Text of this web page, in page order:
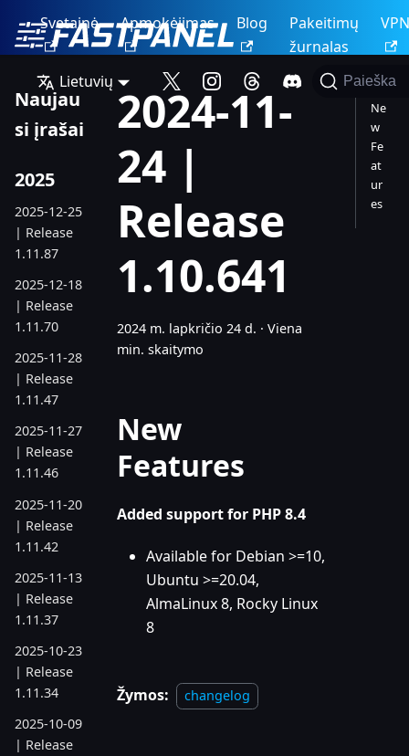
Svetainė Apmokėjimas Blog
Pakeitimų
žurnalas
VPN
Lietuvių Paieška
Naujau
si įrašai
2025
2025-12-25
| Release
1.11.87
2025-12-18
| Release
1.11.70
2025-11-28
| Release
1.11.47
2025-11-27
| Release
1.11.46
2025-11-20
| Release
1.11.42
2025-11-13
| Release
1.11.37
2025-10-23
| Release
1.11.34
2025-10-09
| Release
2024-11-
24 |
Release
1.10.641
2024 m. lapkričio 24 d. · Viena
min. skaitymo
New
Features
Added support for PHP 8.4
Available for Debian >=10,
Ubuntu >=20.04,
AlmaLinux 8, Rocky Linux
8
Žymos: changelog
Ne
w
Fe
at
ur
es